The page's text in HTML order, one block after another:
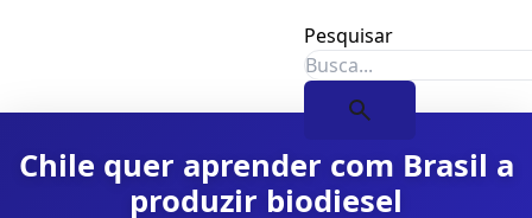
Pesquisar
Chile quer aprender com Brasil a
produzir biodiesel